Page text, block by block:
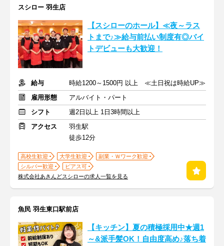
スシロー 羽生店
【スシローのホール】≪夜～ラス
トまで♪≫給与前払い制度有◎バイ
トデビューも大歓迎！
給与
時給1200～1500円 以上 ≪土日祝は時給UP≫
雇用形態
アルバイト・パート
シフト
週2日以上 1日3時間以上
アクセス
羽生駅
徒歩12分
高校生歓迎 大学生歓迎
副業・Ｗワーク歓迎
シルバー歓迎
ピアス可
株式会社あきんどスシローの求人一覧を見る
魚民 羽生東口駅前店
【キッチン】夏の積極採用中★週1
～&派手髪OK！自由度高め♪落ち着